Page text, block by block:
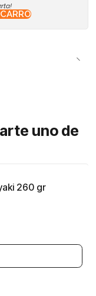
uno de
260 gr